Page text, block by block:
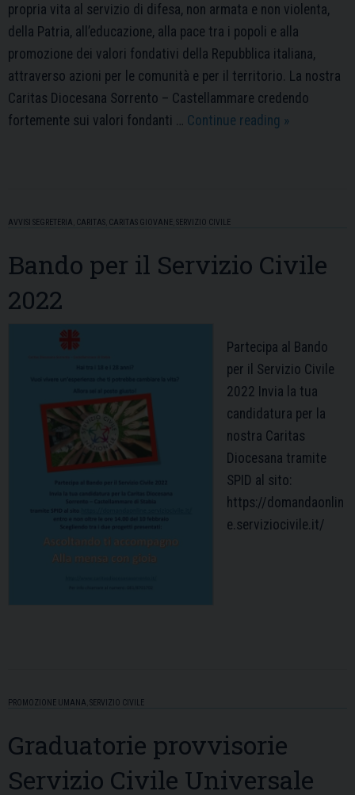
propria vita al servizio di difesa, non armata e non violenta,
della Patria, all’educazione, alla pace tra i popoli e alla
promozione dei valori fondativi della Repubblica italiana,
attraverso azioni per le comunità e per il territorio. La nostra
Caritas Diocesana Sorrento – Castellammare credendo
fortemente sui valori fondanti … Continue reading Servizio
»
AVVISI SEGRETERIA CARITAS CARITAS GIOVANE SERVIZIO CIVILE
Bando per il Servizio Civile
2022
Partecipa al Bando
per il Servizio Civile
2022 Invia la tua
candidatura per la
nostra Caritas
Diocesana tramite
SPID al sito:
https://domandaonlin
e.serviziocivile.it/
PROMOZIONE UMANA SERVIZIO CIVILE
Graduatorie provvisorie
Servizio Civile Universale